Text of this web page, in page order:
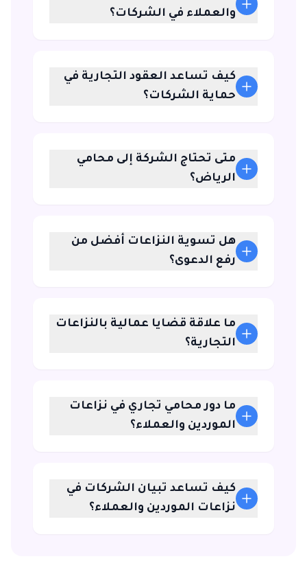
والعملاء في الشركات؟
كيف تساعد العقود التجارية في
حماية الشركات؟
متى تحتاج الشركة إلى محامي
الرياض؟
هل تسوية النزاعات أفضل من
رفع الدعوى؟
ما علاقة قضايا عمالية بالنزاعات
التجارية؟
ما دور محامي تجاري في نزاعات
الموردين والعملاء؟
كيف تساعد تبيان الشركات في
نزاعات الموردين والعملاء؟